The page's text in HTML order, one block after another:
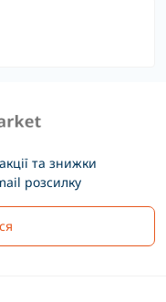
та знижки
розсилку